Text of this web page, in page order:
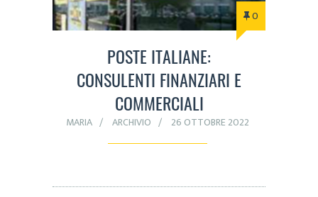
0
POSTE ITALIANE:
CONSULENTI FINANZIARI E
COMMERCIALI
MARIA ARCHIVIO 26 OTTOBRE 2022